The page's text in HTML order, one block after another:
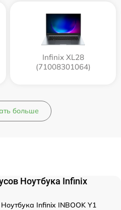
Infinix XL28
(71008301064)
больше
Ноутбука Infinix
Infinix INBOOK Y1